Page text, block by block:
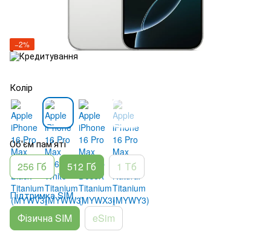
−2%
Колір
Об'єм пам'яті
256 Гб 512 Гб 1 Тб
Підтримка SIM
Фізична SIM eSim